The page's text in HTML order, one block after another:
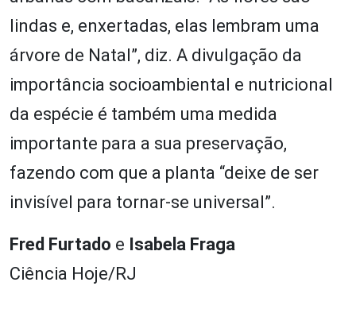
lindas e, enxertadas, elas lembram uma
árvore de Natal”, diz. A divulgação da
importância socioambiental e nutricional
da espécie é também uma medida
importante para a sua preservação,
fazendo com que a planta “deixe de ser
invisível para tornar-se universal”.
Fred Furtado e Isabela Fraga
Ciência Hoje/RJ